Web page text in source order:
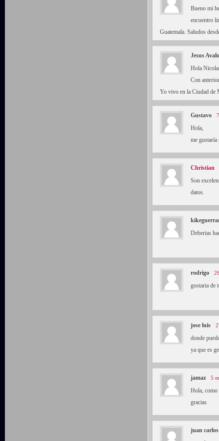
Bueno mi
encuentro
Guatemala. Saludos
Jesus
Hola
Con
Yo vivo en la Ciudad de
Gustavo
Hola,
me
Christian
Son
datos.
Deberias
rodrigo
gostaria de
jose luis
donde
ya que es
jamaz 5
Hola, como
gracias
juan carlos